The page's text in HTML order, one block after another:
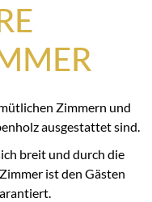
Zimmern und
ausgestattet sind.
breit und durch die
ist den Gästen